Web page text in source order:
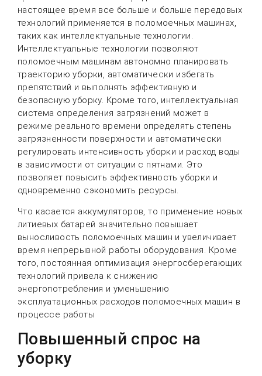
настоящее время все больше и больше передовых
технологий применяется в поломоечных машинах,
таких как интеллектуальные технологии.
Интеллектуальные технологии позволяют
поломоечным машинам автономно планировать
траекторию уборки, автоматически избегать
препятствий и выполнять эффективную и
безопасную уборку. Кроме того, интеллектуальная
система определения загрязнений может в
режиме реального времени определять степень
загрязненности поверхности и автоматически
регулировать интенсивность уборки и расход воды
в зависимости от ситуации с пятнами. Это
позволяет повысить эффективность уборки и
одновременно сэкономить ресурсы.
Что касается аккумуляторов, то применение новых
литиевых батарей значительно повышает
выносливость поломоечных машин и увеличивает
время непрерывной работы оборудования. Кроме
того, постоянная оптимизация энергосберегающих
технологий привела к снижению
энергопотребления и уменьшению
эксплуатационных расходов поломоечных машин в
процессе работы
Повышенный спрос на
уборку